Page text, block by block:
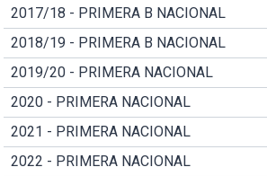
2017/18 - PRIMERA B NACIONAL
2018/19 - PRIMERA B NACIONAL
2019/20 - PRIMERA NACIONAL
2020 - PRIMERA NACIONAL
2021 - PRIMERA NACIONAL
2022 - PRIMERA NACIONAL